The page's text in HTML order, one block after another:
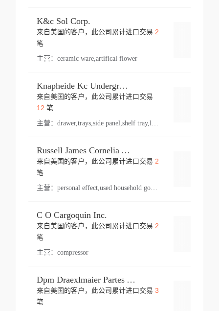
K&c Sol Corp.
来自美国的客户，此公司累计进口交易 2
笔
主营： ceramic ware,artifical flower
Knapheide Kc Underground
来自美国的客户，此公司累计进口交易
12 笔
主营：
Russell James Cornelia Arlington Va
来自美国的客户，此公司累计进口交易 2
笔
主营： personal effect,used household goods
C O Cargoquin Inc.
来自美国的客户，此公司累计进口交易 2
笔
主营： compressor
Dpm Draexlmaier Partes Automotrices Corr Ind Huejotzingo
来自美国的客户，此公司累计进口交易 3
笔